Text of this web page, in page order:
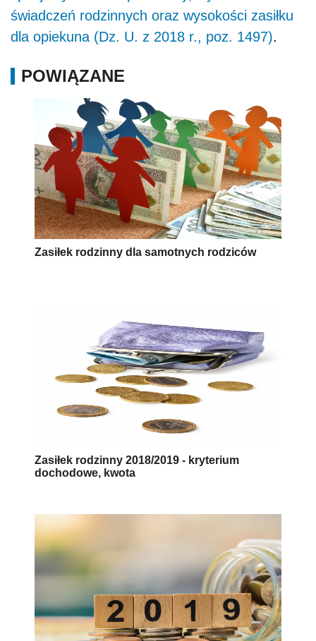
świadczeń rodzinnych oraz wysokości zasiłku
dla opiekuna (Dz. U. z 2018 r., poz. 1497).
POWIĄZANE
Zasiłek rodzinny dla samotnych rodziców
Zasiłek rodzinny 2018/2019 - kryterium
dochodowe, kwota